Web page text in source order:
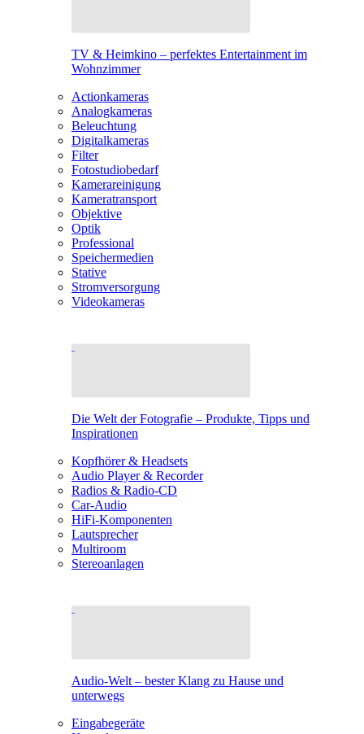
TV & Heimkino – perfektes Entertainment im
Wohnzimmer
Actionkameras
Analogkameras
Beleuchtung
Digitalkameras
Filter
Fotostudiobedarf
Kamerareinigung
Kameratransport
Objektive
Optik
Professional
Speichermedien
Stative
Stromversorgung
Videokameras
Die Welt der Fotografie – Produkte, Tipps und
Inspirationen
Kopfhörer & Headsets
Audio Player & Recorder
Radios & Radio-CD
Car-Audio
HiFi-Komponenten
Lautsprecher
Multiroom
Stereoanlagen
Audio-Welt – bester Klang zu Hause und
unterwegs
Eingabegeräte